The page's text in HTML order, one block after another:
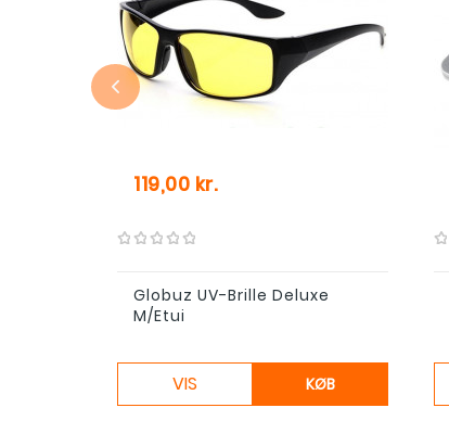
Pris
119,00 kr.
Globuz UV-Brille Deluxe
M/etui
VIS KØB